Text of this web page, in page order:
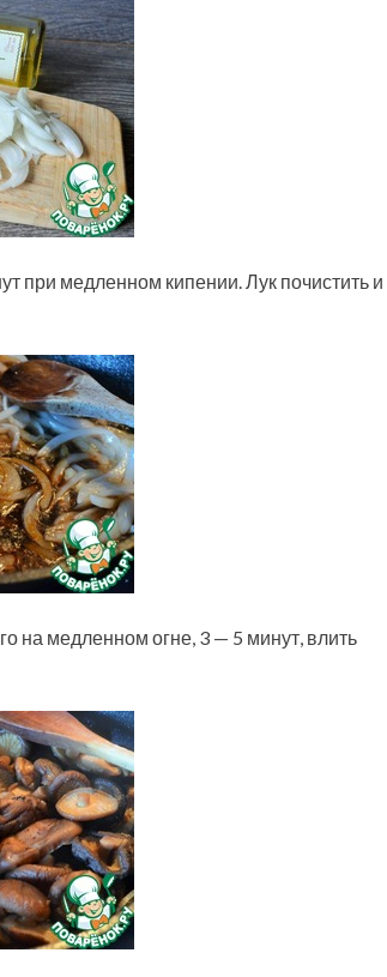
при медленном кипении. Лук почистить и
на медленном огне, 3 — 5 минут, влить